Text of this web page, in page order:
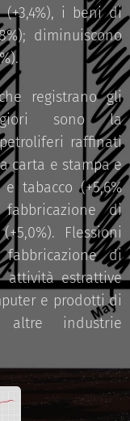
i beni di
diminuiscono
registrano gli
sono la
raffinati
carta e stampa e
tabacco (+5,6%
di
Flessioni
di
attività estrattive
e prodotti di
industrie